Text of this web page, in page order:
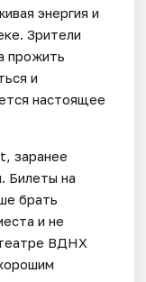
энергия и
Зрители
прожить
и
настоящее
заранее
Билеты на
брать
и не
ВДНХ